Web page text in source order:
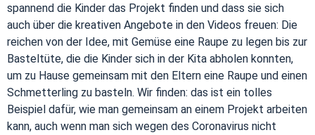
spannend die Kinder das Projekt finden und dass sie sich
auch über die kreativen Angebote in den Videos freuen: Die
reichen von der Idee, mit Gemüse eine Raupe zu legen bis zur
Basteltüte, die die Kinder sich in der Kita abholen konnten,
um zu Hause gemeinsam mit den Eltern eine Raupe und einen
Schmetterling zu basteln. Wir finden: das ist ein tolles
Beispiel dafür, wie man gemeinsam an einem Projekt arbeiten
kann, auch wenn man sich wegen des Coronavirus nicht